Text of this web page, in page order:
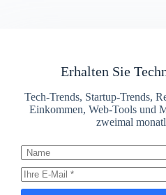
Erhalten Sie
Tech-Trends, Startup-Trends,
Einkommen, Web-Tools und
zweimal